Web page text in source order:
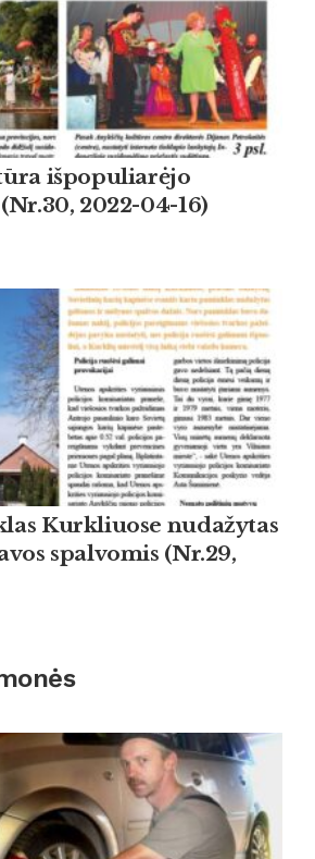
išpopuliarėjo
2022-04-16)
Kurkliuose nudažytas
spalvomis (Nr.29,